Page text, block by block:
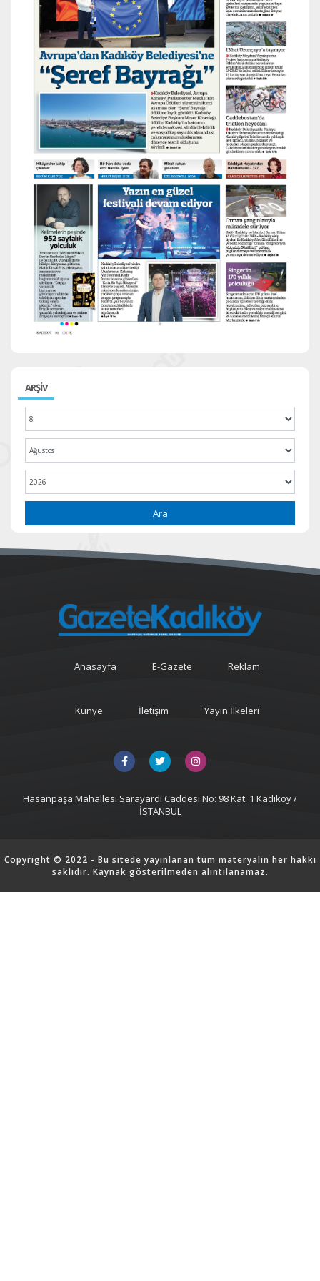
ARŞİV
Ara
Anasayfa E-Gazete Reklam
Künye İletişim Yayın İlkeleri
Hasanpaşa Mahallesi Sarayardi Caddesi No: 98 Kat: 1 Kadıköy /
İSTANBUL
Copyright © 2022 - Bu sitede yayınlanan tüm materyalin her hakkı
saklıdır. Kaynak gösterilmeden alıntılanamaz.